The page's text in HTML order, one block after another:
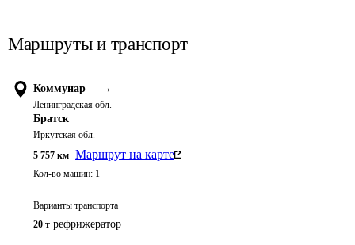
Маршруты и транспорт
Коммунар →
Ленинградская обл.
Братск
Иркутская обл.
5 757 км Маршрут на карте
Кол-во машин: 1
Варианты транспорта
20 т рефрижератор